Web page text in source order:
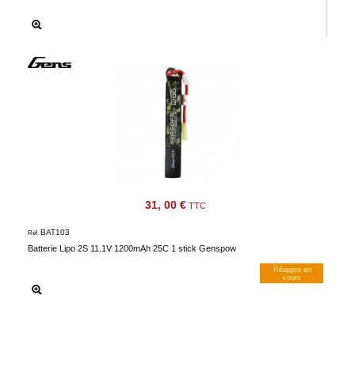
31, 00 € TTC
Batterie Lipo 2S 11.1V 1200mAh 25C 1 stick Genspow
Réf. BAT103
Réappro en
cours